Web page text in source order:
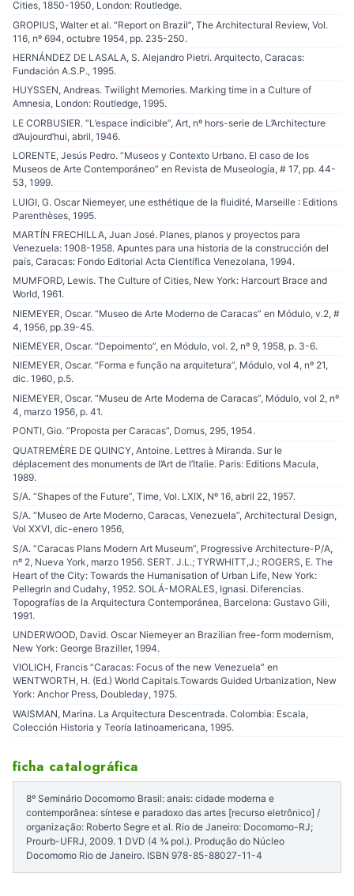
Cities, 1850-1950, London: Routledge.
GROPIUS, Walter et al. “Report on Brazil”, The Architectural Review, Vol.
116, nº 694, octubre 1954, pp. 235-250.
HERNÁNDEZ DE LASALA, S. Alejandro Pietri. Arquitecto, Caracas:
Fundación A.S.P., 1995.
HUYSSEN, Andreas. Twilight Memories. Marking time in a Culture of
Amnesia, London: Routledge, 1995.
LE CORBUSIER. “L’espace indicible”, Art, nº hors-serie de L’Architecture
d’Aujourd’hui, abril, 1946.
LORENTE, Jesús Pedro. “Museos y Contexto Urbano. El caso de los
Museos de Arte Contemporáneo” en Revista de Museología, # 17, pp. 44-
53, 1999.
LUIGI, G. Oscar Niemeyer, une esthétique de la fluidité, Marseille : Editions
Parenthèses, 1995.
MARTÍN FRECHILLA, Juan José. Planes, planos y proyectos para
Venezuela: 1908-1958. Apuntes para una historia de la construcción del
país, Caracas: Fondo Editorial Acta Científica Venezolana, 1994.
MUMFORD, Lewis. The Culture of Cities, New York: Harcourt Brace and
World, 1961.
NIEMEYER, Oscar. “Museo de Arte Moderno de Caracas” en Módulo, v.2, #
4, 1956, pp.39-45.
NIEMEYER, Oscar. “Depoimento”, en Módulo, vol. 2, nº 9, 1958, p. 3-6.
NIEMEYER, Oscar. “Forma e função na arquitetura”, Módulo, vol 4, nº 21,
dic. 1960, p.5.
NIEMEYER, Oscar. “Museu de Arte Moderna de Caracas”, Módulo, vol 2, nº
4, marzo 1956, p. 41.
PONTI, Gio. “Proposta per Caracas”, Domus, 295, 1954.
QUATREMÈRE DE QUINCY, Antoine. Lettres à Miranda. Sur le
déplacement des monuments de l’Art de l’Italie. Paris: Editions Macula,
1989.
S/A. “Shapes of the Future”, Time, Vol. LXIX, Nº 16, abril 22, 1957.
S/A. “Museo de Arte Moderno, Caracas, Venezuela”, Architectural Design,
Vol XXVI, dic-enero 1956,
S/A. “Caracas Plans Modern Art Museum”, Progressive Architecture-P/A,
nº 2, Nueva York, marzo 1956. SERT. J.L.; TYRWHITT,J.; ROGERS, E. The
Heart of the City: Towards the Humanisation of Urban Life, New York:
Pellegrin and Cudahy, 1952. SOLÁ-MORALES, Ignasi. Diferencias.
Topografías de la Arquitectura Contemporánea, Barcelona: Gustavo Gili,
1991.
UNDERWOOD, David. Oscar Niemeyer an Brazilian free-form modernism,
New York: George Braziller, 1994.
VIOLICH, Francis “Caracas: Focus of the new Venezuela” en
WENTWORTH, H. (Ed.) World Capitals.Towards Guided Urbanization, New
York: Anchor Press, Doubleday, 1975.
WAISMAN, Marina. La Arquitectura Descentrada. Colombia: Escala,
Colección Historia y Teoría latinoamericana, 1995.
ficha catalográfica
8º Seminário Docomomo Brasil: anais: cidade moderna e
contemporânea: síntese e paradoxo das artes [recurso eletrônico] /
organização: Roberto Segre et al. Rio de Janeiro: Docomomo-RJ;
Prourb-UFRJ, 2009. 1 DVD (4 ¾ pol.). Produção do Núcleo
Docomomo Rio de Janeiro. ISBN 978-85-88027-11-4